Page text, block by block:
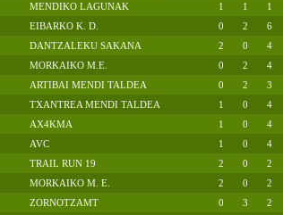
MENDIKO LAGUNAK 1 1 1
EIBARKO K. D. 0 2 6
DANTZALEKU SAKANA 2 0 4
MORKAIKO M.E. 0 2 4
ARTIBAI MENDI TALDEA 0 2 3
TXANTREA MENDI TALDEA 1 0 4
AX4KMA 1 0 4
AVC 1 0 4
TRAIL RUN 19 2 0 2
MORKAIKO M. E. 2 0 2
ZORNOTZAMT 0 3 2